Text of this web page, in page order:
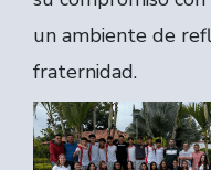
un ambiente de
fraternidad.